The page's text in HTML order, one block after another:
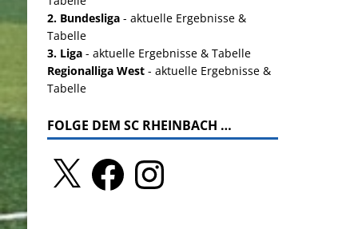
2. Bundesliga - aktuelle Ergebnisse &
Tabelle
3. Liga- aktuelle Ergebnisse & Tabelle
Regionalliga West - aktuelle Ergebnisse &
Tabelle
FOLGE DEM SC RHEINBACH …